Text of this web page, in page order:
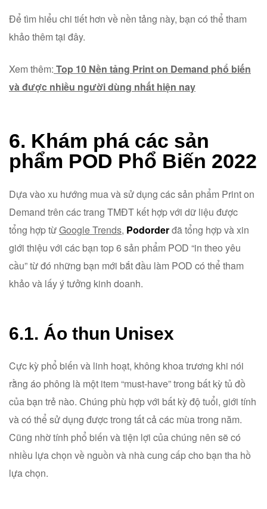
Để tìm hiểu chi tiết hơn về nền tảng này, bạn có thể tham
khảo thêm tại đây.
Xem thêm: Top 10 Nền tảng Print on Demand phổ biến
và được nhiều người dùng nhất hiện nay
6. Khám phá các sản
phẩm POD Phổ Biến 2022
Dựa vào xu hướng mua và sử dụng các sản phẩm Print on
Demand trên các trang TMĐT kết hợp với dữ liệu được
tổng hợp từGoogle Trends, Podorderđã tổng hợp và xin
giới thiệu với các bạn top 6 sản phẩm POD “in theo yêu
cầu” từ đó những bạn mới bắt đầu làm POD có thể tham
khảo và lấy ý tưởng kinh doanh.
6.1. Áo thun Unisex
Cực kỳ phổ biến và linh hoạt, không khoa trương khi nói
rằng áo phông là một item “must-have” trong bất kỳ tủ đồ
của bạn trẻ nào. Chúng phù hợp với bất kỳ độ tuổi, giới tính
và có thể sử dụng được trong tất cả các mùa trong năm.
Cũng nhờ tính phổ biến và tiện lợi của chúng nên sẽ có
nhiều lựa chọn về nguồn và nhà cung cấp cho bạn tha hồ
lựa chọn.